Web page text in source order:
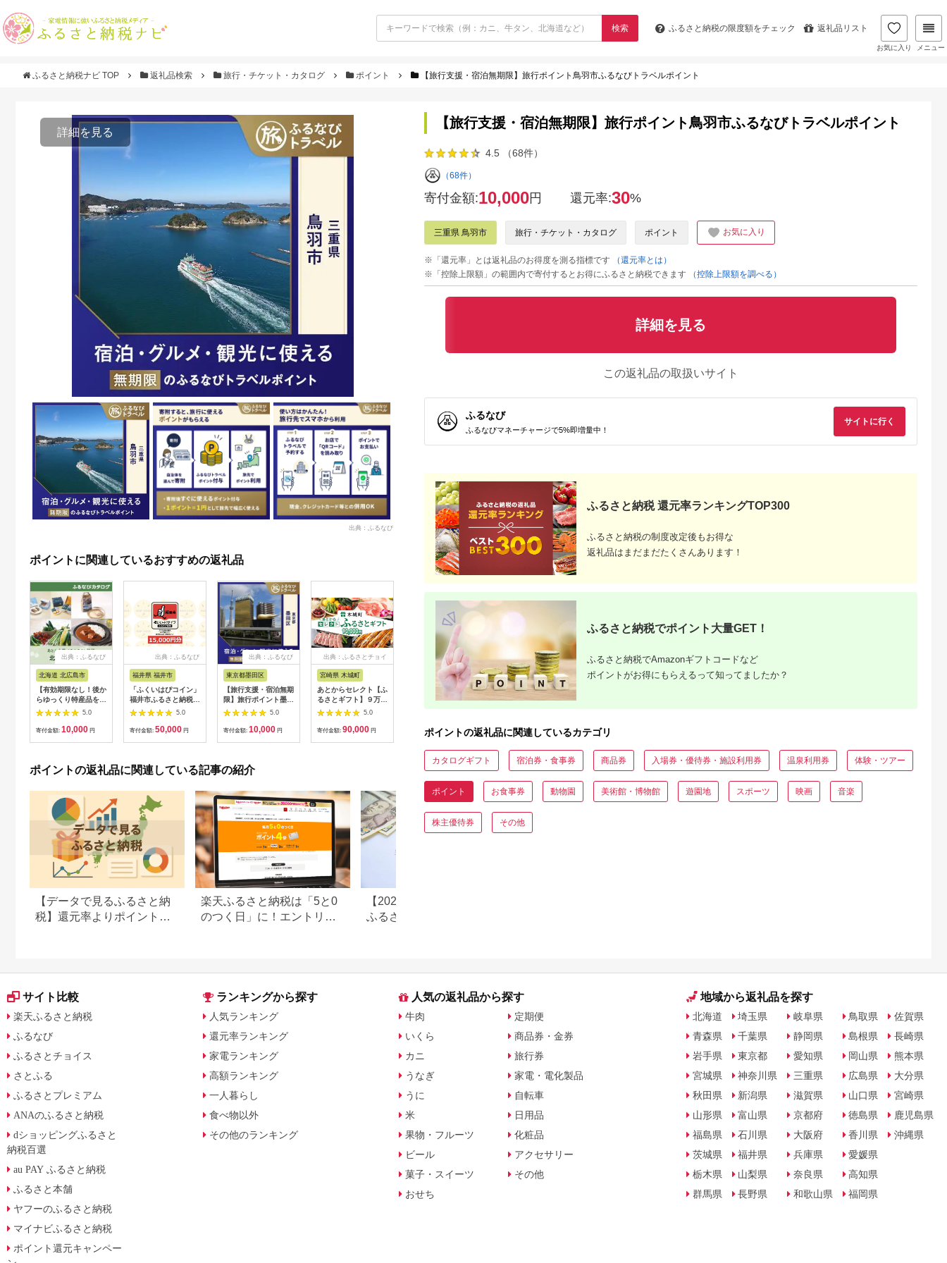
検索 ふるさと納税の限度額をチェック 返礼品リスト
お気に入り メニュー
ふるさと納税ナビ TOP 返礼品検索 旅行・チケット・カタログ ポイント 【旅行支援・宿泊無期限】旅行ポイント鳥羽市ふるなびトラベルポイント
詳細を見る
出典：ふるなび
ポイントに関連しているおすすめの返礼品
出典：ふるなび
北海道 北広島市
【有効期限なし！後か
らゆっくり特産品を選
べる】北海道北広島市
カタログポイント
5.0
寄付金額: 10,000 円
出典：ふるなび
福井県 福井市
「ふくいはぴコイン」
福井市ふるさと納税ポ
イント【15,000円
分】 [E-198004] / 選
べる金額 デジタル地
レス スマホ ポイント
スマホ 便利 簡単 デジ
送料無料
5.0
寄付金額: 50,000 円
出典：ふるなび
東京都墨田区
【旅行支援・宿泊無期
限】旅行ポイント墨田
区ふるなびトラベルポ
5.0
寄付金額: 10,000 円
出典：ふるさとチョイ
宮崎県 木城町
あとからセレクト【ふ
るさとギフト】９万円
K99-009
5.0
寄付金額: 90,000 円
出典：ふるなび
北海道 南富良野町
【有効期限なし！後か
らゆっくり特産品を選
べる】北海道南富良野
寄付金額: 10,000 円
出典：ふるなび
京都 府京丹後市
【あとから選べるカタ
ログ】寄附25万円相
当(あとからセレクト)
寄付金額:250,000 円
出典：ふるなび
愛知県 豊橋市
あとからチョイス 10
タログ カタログ
寄付金額:
出典：ふるなび
京都 府京丹後市
当(あとからセレクト)
円 K000-005
べる】和歌山県高野
ポイントの返礼品に関連している記事の紹介
【データで見るふるさと納
税】還元率よりポイント重
楽天ふるさと納税は「5と0
のつく日」に！エントリー
【2025年9月30日で終了】
ふるさと納税サイトのポイ
【旅行支援・宿泊無期限】旅行ポイント鳥羽市ふるなびトラベルポイント
4.5 （68件）
（68件）
寄付金額:10,000円 還元率:30%
三重県 鳥羽市 旅行・チケット・カタログ ポイント お気に入り
※「還元率」とは返礼品のお得度を測る指標です
（還元率とは）
※「控除上限額」の範囲内で寄付するとお得にふるさと納税できます
（控除上限額を調べる）
詳細を見る
この返礼品の取扱いサイト
ふるなび
ふるなびマネーチャージで5%即増量中！
サイトに行く
ふるさと納税 還元率ランキングTOP300
ふるさと納税の制度改定後もお得な
返礼品はまだまだたくさんあります！
ふるさと納税でポイント大量GET！
ふるさと納税でAmazonギフトコードなど
ポイントがお得にもらえるって知ってましたか？
ポイントの返礼品に関連しているカテゴリ
カタログギフト 宿泊券・食事券 商品券 入場券・優待券・施設利用券 温泉利用券 体験・ツアー
ポイント お食事券 動物園 美術館・博物館 遊園地 スポーツ 映画 音楽
株主優待券 その他
サイト比較
楽天ふるさと納税
ふるなび
ふるさとチョイス
さとふる
ふるさとプレミアム
ANAのふるさと納税
dショッピングふるさと
納税百選
au PAY ふるさと納税
ふるさと本舗
ヤフーのふるさと納税
マイナビふるさと納税
ポイント還元キャンペー
ランキングから探す
人気ランキング
還元率ランキング
家電ランキング
高額ランキング
一人暮らし
食べ物以外
その他のランキング
人気の返礼品から探す
牛肉
いくら
カニ
うなぎ
うに
米
果物・フルーツ
ビール
菓子・スイーツ
おせち
定期便
商品券・金券
旅行券
家電・電化製品
自転車
日用品
化粧品
アクセサリー
その他
地域から返礼品を探す
北海道
青森県
岩手県
宮城県
秋田県
山形県
福島県
茨城県
栃木県
群馬県
埼玉県
千葉県
東京都
神奈川県
新潟県
富山県
石川県
福井県
山梨県
長野県
岐阜県
静岡県
愛知県
三重県
滋賀県
京都府
大阪府
兵庫県
奈良県
和歌山県
鳥取県
島根県
岡山県
広島県
山口県
徳島県
香川県
愛媛県
高知県
福岡県
佐賀県
長崎県
熊本県
大分県
宮崎県
鹿児島県
沖縄県